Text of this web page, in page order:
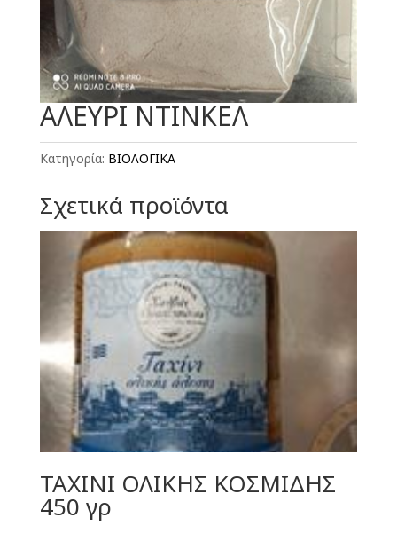
ΑΛΕΥΡΙ ΝΤΙΝΚΕΛ
Κατηγορία: ΒΙΟΛΟΓΙΚΑ
Σχετικά προϊόντα
TAXINI ΟΛΙΚΗΣ ΚΟΣΜΙΔΗΣ
450 γρ